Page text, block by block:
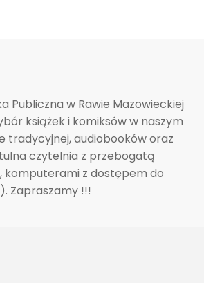
Publiczna w Rawie Mazowieckiej
książek i komiksów w naszym
tradycyjnej, audiobooków oraz
czytelnia z przebogatą
z dostępem do
Zapraszamy !!!